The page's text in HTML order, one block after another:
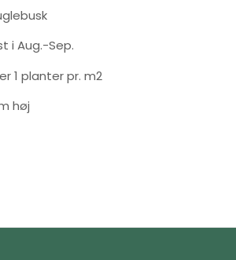
i Aug.-Sep.
1 planter pr. m2
høj